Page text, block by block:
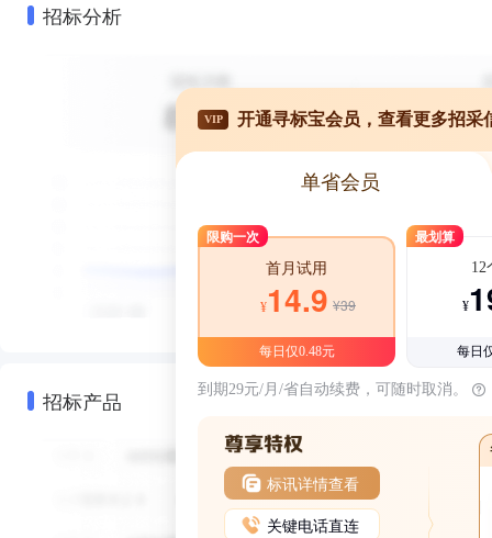
招标分析
招标产品
VIP 开通寻标宝会员，查看更多招采
单省会员
限购一次
首月试用
¥14.9 ¥39
每日仅0.48元
最划算
12
¥
每日
到期29元/月/省自动续费，可随时取消。
标讯详情查看
关键电话直连